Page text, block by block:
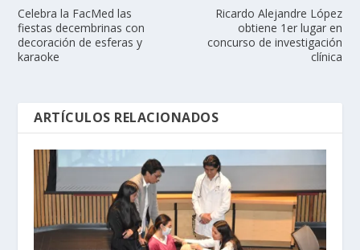
Celebra la FacMed las
fiestas decembrinas con
decoración de esferas y
karaoke
Ricardo Alejandre López
obtiene 1er lugar en
concurso de investigación
clínica
ARTÍCULOS RELACIONADOS